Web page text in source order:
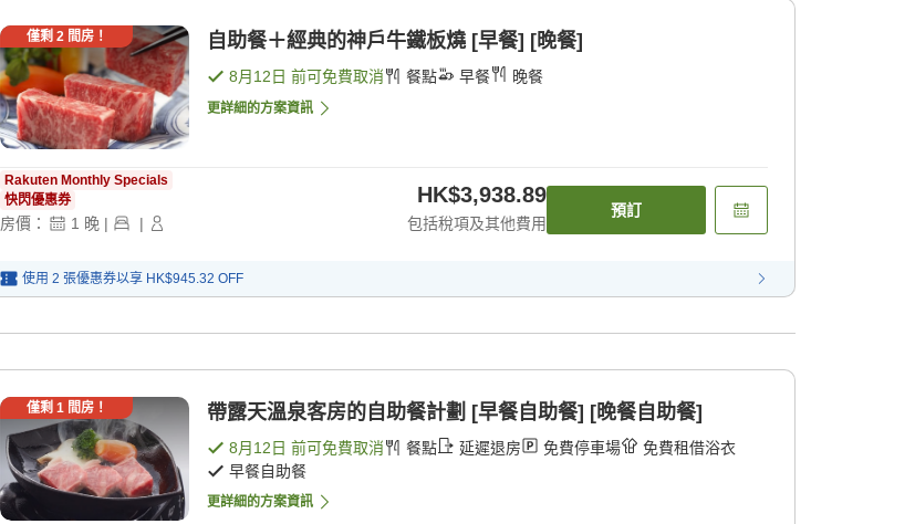
僅剩 2間房！ 自助餐＋經典的神戶牛鐵板燒 [早餐] [晚餐]
8月12日 前可免費取消 餐點 早餐 晚餐
更詳細的方案資訊
Rakuten Monthly Specials
快閃優惠券
房價： 1 晚 | |
HK$3,938.89
包括稅項及其他費用
預訂
使用 2 張優惠券以享 HK$945.32 OFF
僅剩 1間房！ 帶露天溫泉客房的自助餐計劃 [早餐自助餐] [晚餐自助餐]
8月12日 前可免費取消 餐點 延遲退房 免費停車場
免費租借浴衣
早餐自助餐
更詳細的方案資訊